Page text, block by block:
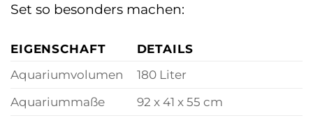
Set so besonders machen:
EIGENSCHAFT
DETAILS
Aquariumvolumen
180 Liter
Aquariummaße
92 x 41 x 55 cm